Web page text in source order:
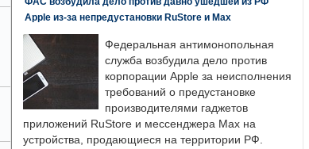
Apple из-за непредустановки RuStore и Max
Федеральная антимонопольная
служба возбудила дело против
корпорации Apple за неисполнения
требований о предустановке
производителями гаджетов
приложений RuStore и мессенджера Max на
устройства, продающиеся на территории РФ.